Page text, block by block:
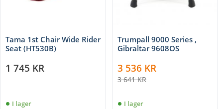
Tama 1st Chair Wide Rider
Seat (HT530B)
1 745 KR
I lager
Trumpall 9000 Series ,
Gibraltar 9608OS
3 536 KR
3 641KR
I lager